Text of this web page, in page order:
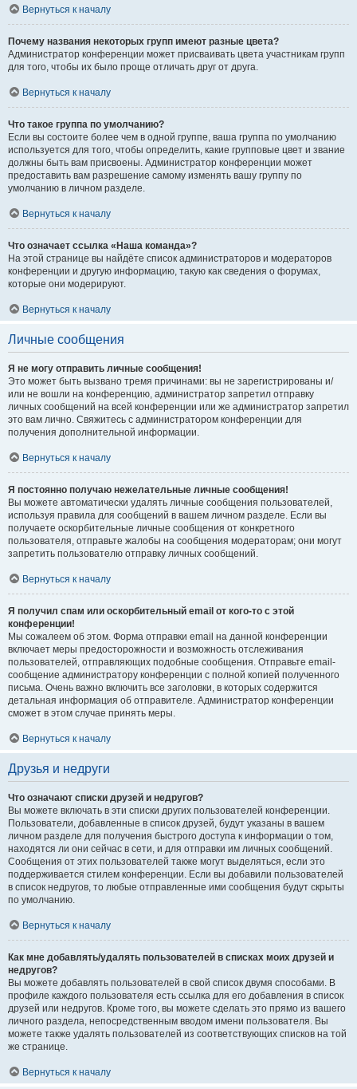
Вернуться к началу
Почему названия некоторых групп имеют разные цвета?
Администратор конференции может присваивать цвета участникам групп
для того, чтобы их было проще отличать друг от друга.
Вернуться к началу
Что такое группа по умолчанию?
Если вы состоите более чем в одной группе, ваша группа по умолчанию
используется для того, чтобы определить, какие групповые цвет и звание
должны быть вам присвоены. Администратор конференции может
предоставить вам разрешение самому изменять вашу группу по
умолчанию в личном разделе.
Вернуться к началу
Что означает ссылка «Наша команда»?
На этой странице вы найдёте список администраторов и модераторов
конференции и другую информацию, такую как сведения о форумах,
которые они модерируют.
Вернуться к началу
Личные сообщения
Я не могу отправить личные сообщения!
Это может быть вызвано тремя причинами: вы не зарегистрированы и/
или не вошли на конференцию, администратор запретил отправку
личных сообщений на всей конференции или же администратор запретил
это вам лично. Свяжитесь с администратором конференции для
получения дополнительной информации.
Вернуться к началу
Я постоянно получаю нежелательные личные сообщения!
Вы можете автоматически удалять личные сообщения пользователей,
используя правила для сообщений в вашем личном разделе. Если вы
получаете оскорбительные личные сообщения от конкретного
пользователя, отправьте жалобы на сообщения модераторам; они могут
запретить пользователю отправку личных сообщений.
Вернуться к началу
Я получил спам или оскорбительный email от кого-то с этой
конференции!
Мы сожалеем об этом. Форма отправки email на данной конференции
включает меры предосторожности и возможность отслеживания
пользователей, отправляющих подобные сообщения. Отправьте email-
сообщение администратору конференции с полной копией полученного
письма. Очень важно включить все заголовки, в которых содержится
детальная информация об отправителе. Администратор конференции
сможет в этом случае принять меры.
Вернуться к началу
Друзья и недруги
Что означают списки друзей и недругов?
Вы можете включать в эти списки других пользователей конференции.
Пользователи, добавленные в список друзей, будут указаны в вашем
личном разделе для получения быстрого доступа к информации о том,
находятся ли они сейчас в сети, и для отправки им личных сообщений.
Сообщения от этих пользователей также могут выделяться, если это
поддерживается стилем конференции. Если вы добавили пользователей
в список недругов, то любые отправленные ими сообщения будут скрыты
по умолчанию.
Вернуться к началу
Как мне добавлять/удалять пользователей в списках моих друзей и
недругов?
Вы можете добавлять пользователей в свой список двумя способами. В
профиле каждого пользователя есть ссылка для его добавления в список
друзей или недругов. Кроме того, вы можете сделать это прямо из вашего
личного раздела, непосредственным вводом имени пользователя. Вы
можете также удалять пользователей из соответствующих списков на той
же странице.
Вернуться к началу